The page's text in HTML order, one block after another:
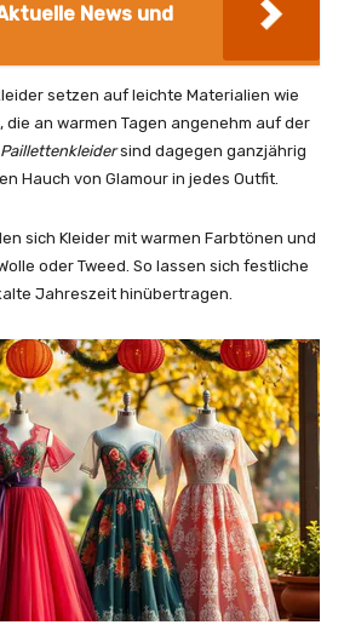
News und
setzen auf leichte Materialien wie
die an warmen Tagen angenehm auf der
Paillettenkleidersind dagegen ganzjährig
Hauch von Glamour in jedes Outfit.
sich Kleider mit warmen Farbtönen und
oder Tweed. So lassen sich festliche
Jahreszeit hinübertragen.